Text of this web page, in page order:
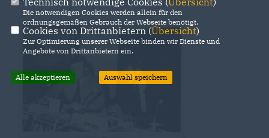
Die notwendigen Cookies werden allein für den
ordnungsgemäßen Gebrauch der Webseite benötigt.
Cookies von Drittanbietern (Übersicht)
Zur Optimierung unserer Webseite binden wir Dienste und
Angebote von Drittanbietern ein.
Alle akzeptieren Auswahl speichern